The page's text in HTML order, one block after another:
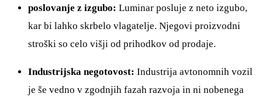
poslovanje z izgubo: Luminar posluje z neto izgubo,
kar bi lahko skrbelo vlagatelje. Njegovi proizvodni
stroški so celo višji od prihodkov od prodaje.
Industrijska negotovost: Industrija avtonomnih vozil
je še vedno v zgodnjih fazah razvoja in ni nobenega